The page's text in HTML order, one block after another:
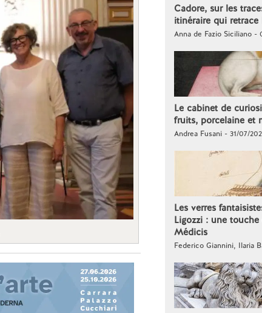
Cadore, sur les
itinéraire qui
Anna de Fazio Siciliano -
Le cabinet de
fruits, porcelaine et
Andrea Fusani - 31/07/
Les verres
Ligozzi : une
Médicis
Federico Giannini, Ilaria